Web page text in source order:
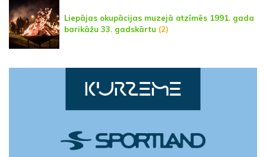
Liepājas okupācijas muzejā atzīmēs 1991. gada
barikāžu 33. gadskārtu (2)